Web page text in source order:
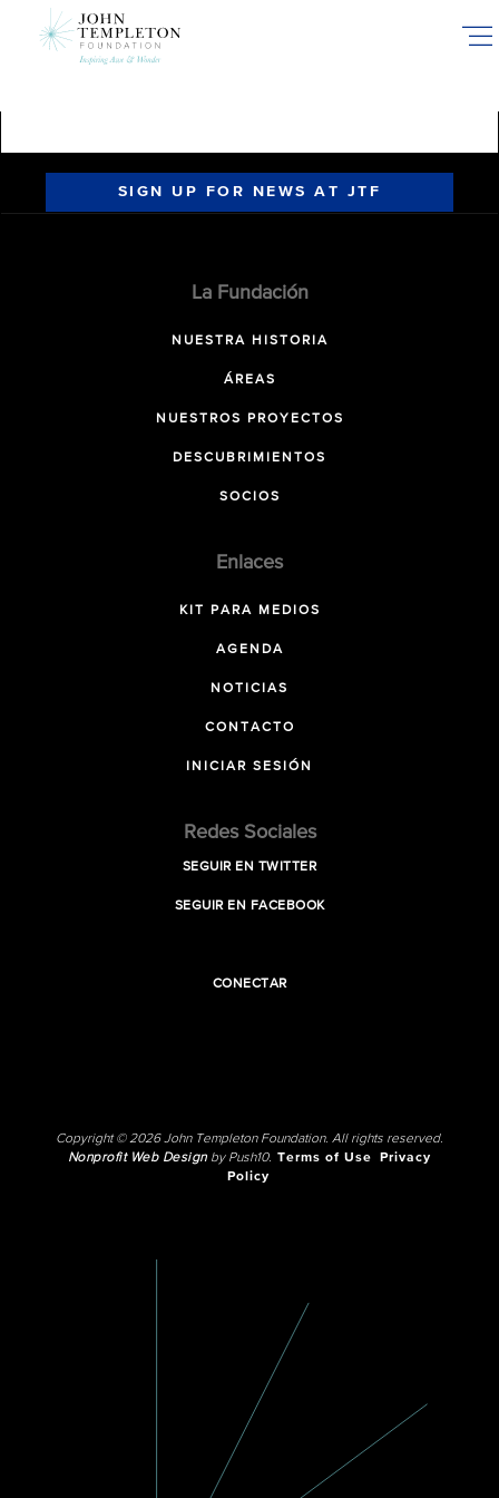
SIGN UP FOR NEWS AT JTF
La Fundación
NUESTRA HISTORIA
ÁREAS
NUESTROS PROYECTOS
DESCUBRIMIENTOS
SOCIOS
Enlaces
KIT PARA MEDIOS
AGENDA
NOTICIAS
CONTACTO
INICIAR SESIÓN
Redes Sociales
SEGUIR EN TWITTER
SEGUIR EN FACEBOOK
CONECTAR
Copyright © 2026 John Templeton Foundation. All rights reserved.
Nonprofit Web Designby Push10. Terms of Use
Privacy
Policy